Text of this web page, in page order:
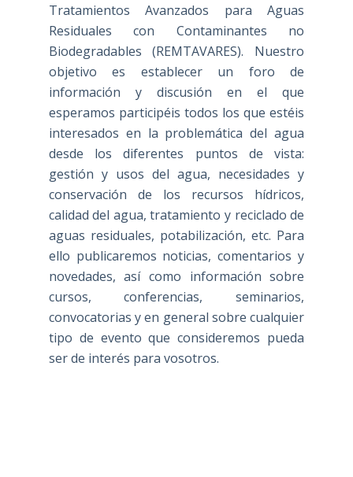
Tratamientos Avanzados para Aguas
Residuales con Contaminantes no
Biodegradables (REMTAVARES). Nuestro
objetivo es establecer un foro de
información y discusión en el que
esperamos participéis todos los que estéis
interesados en la problemática del agua
desde los diferentes puntos de vista:
gestión y usos del agua, necesidades y
conservación de los recursos hídricos,
calidad del agua, tratamiento y reciclado de
aguas residuales, potabilización, etc. Para
ello publicaremos noticias, comentarios y
novedades, así como información sobre
cursos, conferencias, seminarios,
convocatorias y en general sobre cualquier
tipo de evento que consideremos pueda
ser de interés para vosotros.